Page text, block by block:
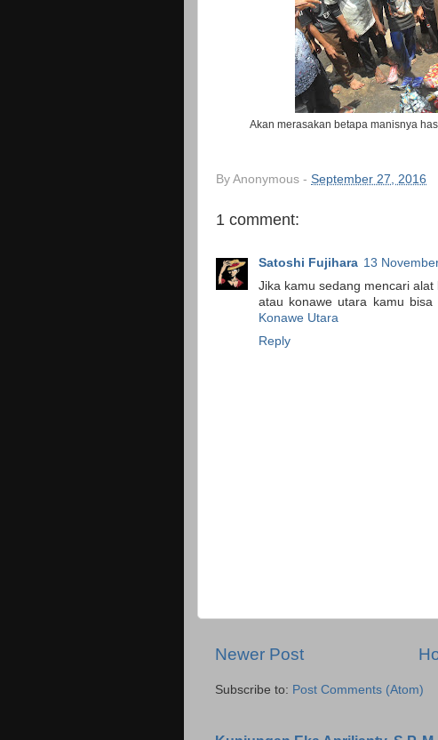
Akan merasakan betapa manisnya
By Anonymous - September 27, 2016
1 comment:
Satoshi Fujihara 13
Jika kamu sedang mencari
atau konawe utara kamu bisa
Konawe Utara
Reply
Newer Post
Subscribe to: Post Comments (Atom)